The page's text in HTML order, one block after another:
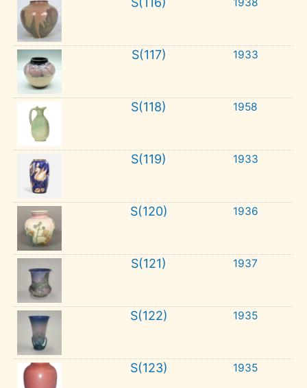
S(117) 1933
S(118) 1958
S(119) 1933
S(120) 1936
S(121) 1937
S(122) 1935
S(123) 1935